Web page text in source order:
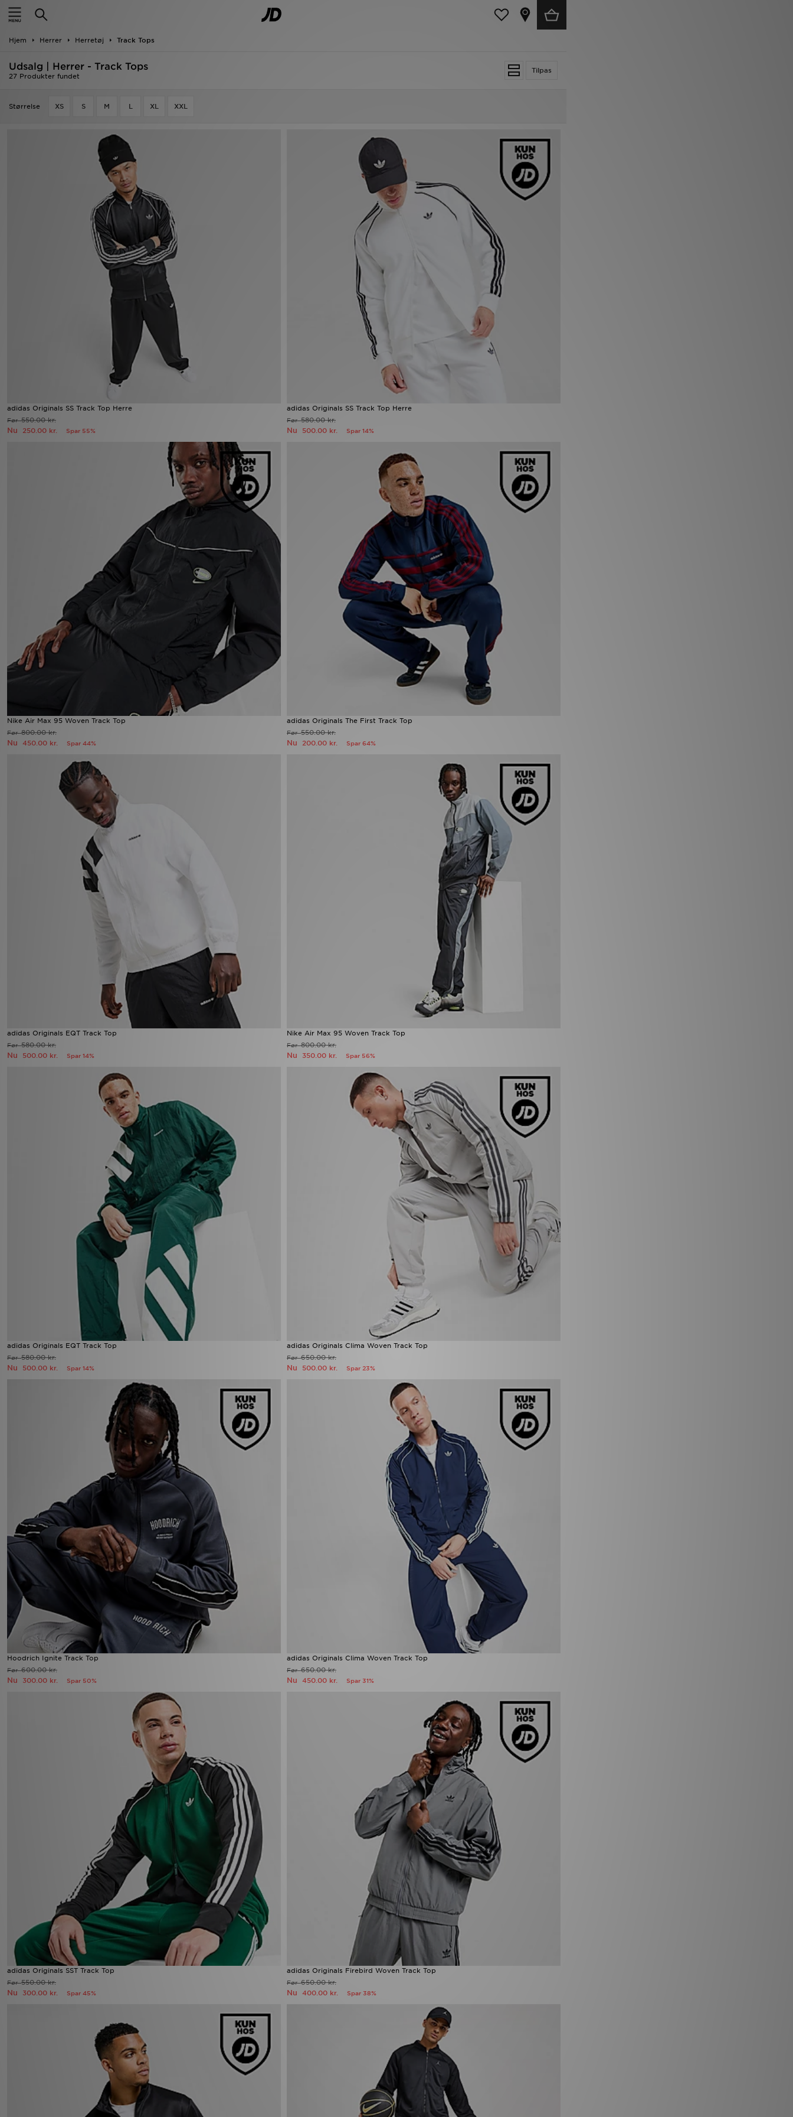
Hjem Herrer Herretøj Track Tops
Tilpas
Udsalg | Herrer - Track Tops
27 Produkter fundet
Størrelse XS S M L XL XXL
adidas Originals SS Track Top Herre
Før550.00 kr.
Nu 250.00 kr. Spar 55%
adidas Originals SS Track Top Herre
Før580.00 kr.
Nu 500.00 kr. Spar 14%
Nike Air Max 95 Woven Track Top
Før800.00 kr.
Nu 450.00 kr. Spar 44%
adidas Originals The First Track Top
Før550.00 kr.
Nu 200.00 kr. Spar 64%
adidas Originals EQT Track Top
Før580.00 kr.
Nu 500.00 kr. Spar 14%
Nike Air Max 95 Woven Track Top
Før800.00 kr.
Nu 350.00 kr. Spar 56%
adidas Originals EQT Track Top
Før580.00 kr.
Nu 500.00 kr. Spar 14%
adidas Originals Clima Woven Track Top
Før650.00 kr.
Nu 500.00 kr. Spar 23%
Hoodrich Ignite Track Top
Før600.00 kr.
Nu 300.00 kr. Spar 50%
adidas Originals Clima Woven Track Top
Før650.00 kr.
Nu 450.00 kr. Spar 31%
adidas Originals SST Track Top
Før550.00 kr.
Nu 300.00 kr. Spar 45%
adidas Originals Firebird Woven Track Top
Før650.00 kr.
Nu 400.00 kr. Spar 38%
Hjem
Udsalg
Nyheder